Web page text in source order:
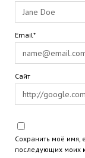
Email*
Сайт
Сохранить моё имя,
последующих моих